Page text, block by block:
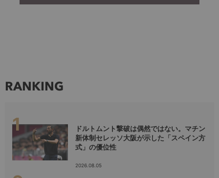
RANKING
ドルトムント撃破は偶然ではない。マチン
新体制セレッソ大阪が示した「スペイン方
式」の優位性
2026.08.05